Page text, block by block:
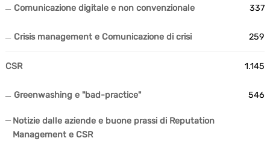
Comunicazione digitale e non convenzionale 337
Crisis management e Comunicazione di crisi 259
CSR 1.145
Greenwashing e "bad-practice" 546
Notizie dalle aziende e buone prassi di Reputation
Management e CSR